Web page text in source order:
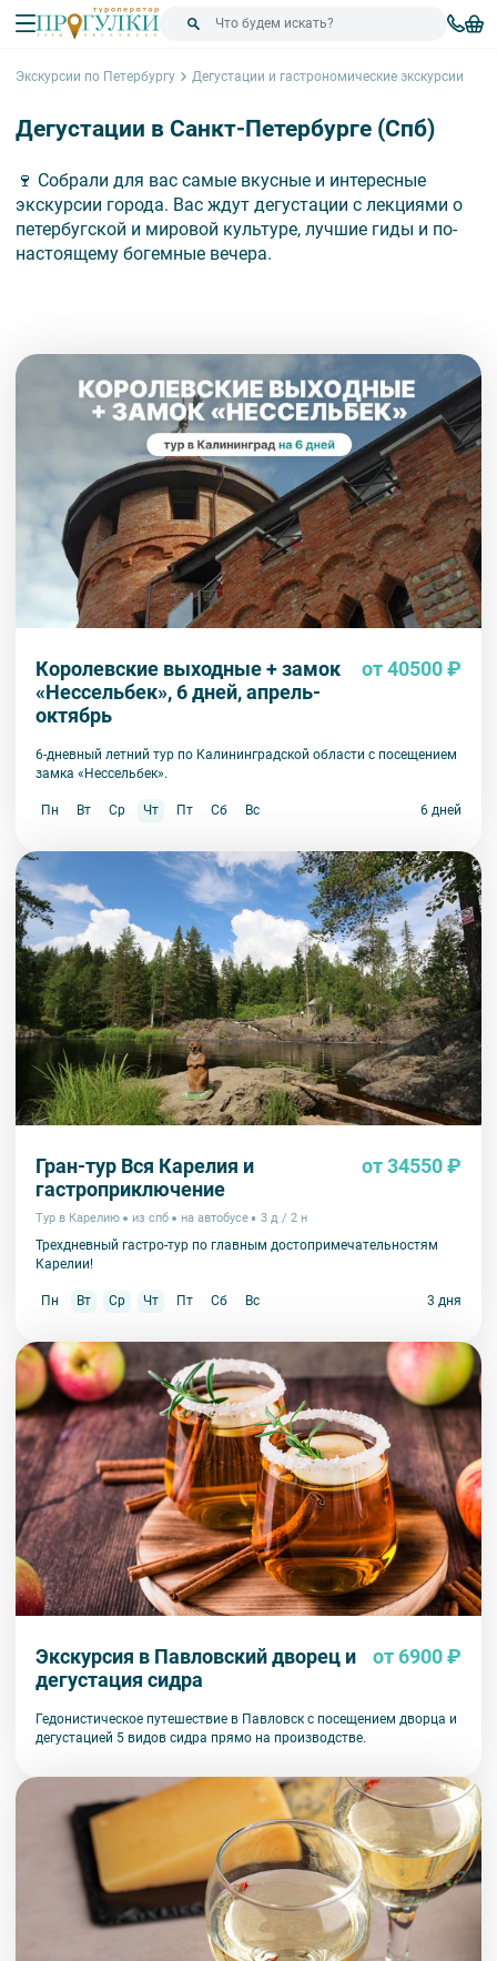
Экскурсии по Петербургу Дегустации и гастрономические экскурсии
Дегустации в Санкт-Петербурге (Спб)
🍷 Собрали для вас самые вкусные и интересные
экскурсии города. Вас ждут дегустации с лекциями о
петербугской и мировой культуре, лучшие гиды и по-
настоящему богемные вечера.
Королевские выходные + замок
«Нессельбек», 6 дней, апрель-
октябрь
от 40500 ₽
6-дневный летний тур по Калининградской области с посещением
замка «Нессельбек».
Пн Вт Ср Чт Пт Сб Вс 6 дней
Гран-тур Вся Карелия и
гастроприключение
от 34550 ₽
Тур в Карелию из спб на автобусе 3 д / 2 н
Трехдневный гастро-тур по главным достопримечательностям
Карелии!
Пн Вт Ср Чт Пт Сб Вс 3 дня
Экскурсия в Павловский дворец и
дегустация сидра
от 6900 ₽
Гедонистическое путешествие в Павловск с посещением дворца и
дегустацией 5 видов сидра прямо на производстве.